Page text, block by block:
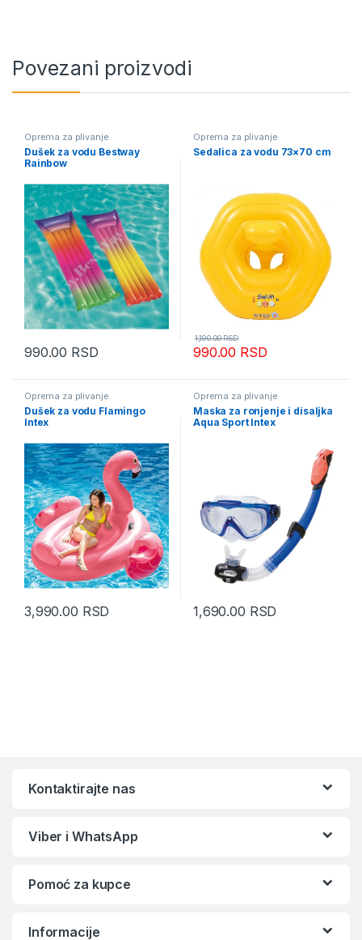
Povezani proizvodi
Oprema za plivanje
Dušek za vodu Bestway
Rainbow
990.00 RSD
Oprema za plivanje
Sedalica za vodu 73×70 cm
990.00 RSD
1,190.00RSD
Oprema za plivanje
Dušek za vodu Flamingo
Intex
3,990.00 RSD
Oprema za plivanje
Maska za ronjenje i disaljka
Aqua Sport Intex
1,690.00 RSD
Kontaktirajte nas
Viber i WhatsApp
Pomoć za kupce
Informacije